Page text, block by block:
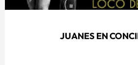
JUANES EN